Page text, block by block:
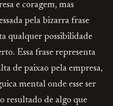
e coragem, mas
pela bizarra frase
qualquer possibilidade
Essa frase representa
de paixao pela empresa,
mental onde esse ser
resultado de algo que